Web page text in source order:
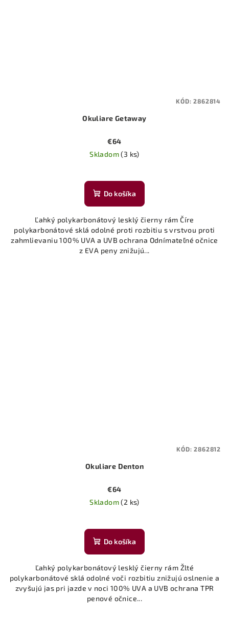
Okuliare Getaway
€64
Skladom(3 ks)
Do košíka
Ľahký polykarbonátový lesklý čierny rám Číre
polykarbonátové sklá odolné proti rozbitiu s vrstvou proti
zahmlievaniu 100% UVA a UVB ochrana Odnímateľné očnice
z EVA peny znižujú...
KÓD:2862814
Okuliare Denton
€64
Skladom(2 ks)
Do košíka
Ľahký polykarbonátový lesklý čierny rám Žlté
polykarbonátové sklá odolné voči rozbitiu znižujú oslnenie a
zvyšujú jas pri jazde v noci 100% UVA a UVB ochrana TPR
penové očnice...
KÓD:2862812